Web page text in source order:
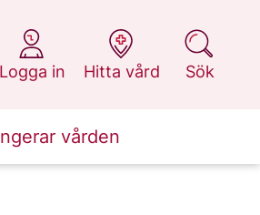
Logga in
på 1177.se
Hitta vård
på 1177.se
Sök
på 1177.se
vården